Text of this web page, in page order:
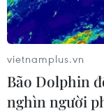
vietnamplus.vn
Bão Dolphin
nghìn người